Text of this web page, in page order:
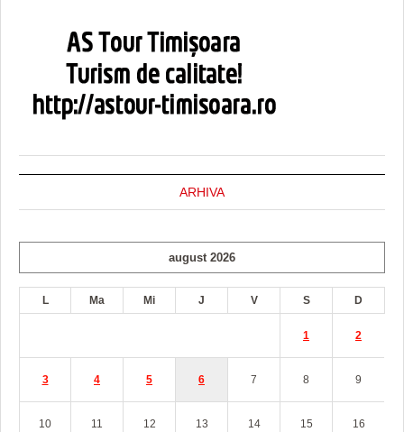
ARHIVA
august 2026
L Ma Mi J V S D
1 2
3 4 5 6 7 8 9
10 11 12 13 14 15 16